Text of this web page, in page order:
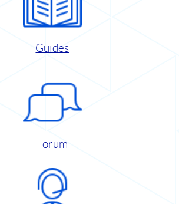
Guides
Forum